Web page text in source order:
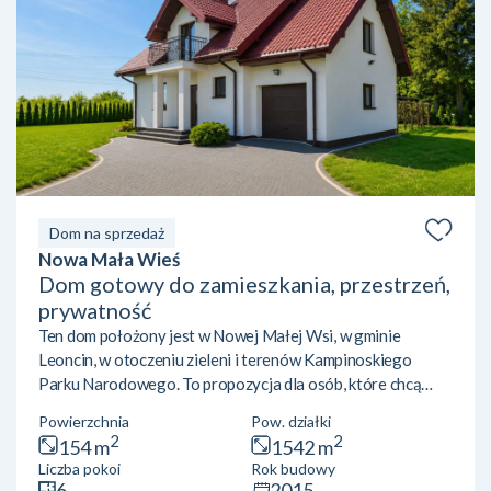
Dom na sprzedaż
Nowa Mała Wieś
Dom gotowy do zamieszkania, przestrzeń,
prywatność
Ten dom położony jest w Nowej Małej Wsi, w gminie
Leoncin, w otoczeniu zieleni i terenów Kampinoskiego
Parku Narodowego. To propozycja dla osób, które chcą
dojazdu do pracy, a jednocześnie zyskać przestrzeń,
prywatność i jakość życia, której trudno doświadczyć w
mieście. To dom, który nie wymaga kosztownego remontu
Powierzchnia
154 m2
Pow. działki
1542 m2
Liczba pokoi Rok budowy